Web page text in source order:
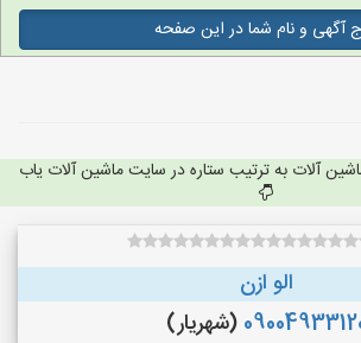
آگهی و نام شما در این صفحه
آلات به ترتیب ستاره در سایت ماشین آلات یاب
الو ازن
(شهریار)